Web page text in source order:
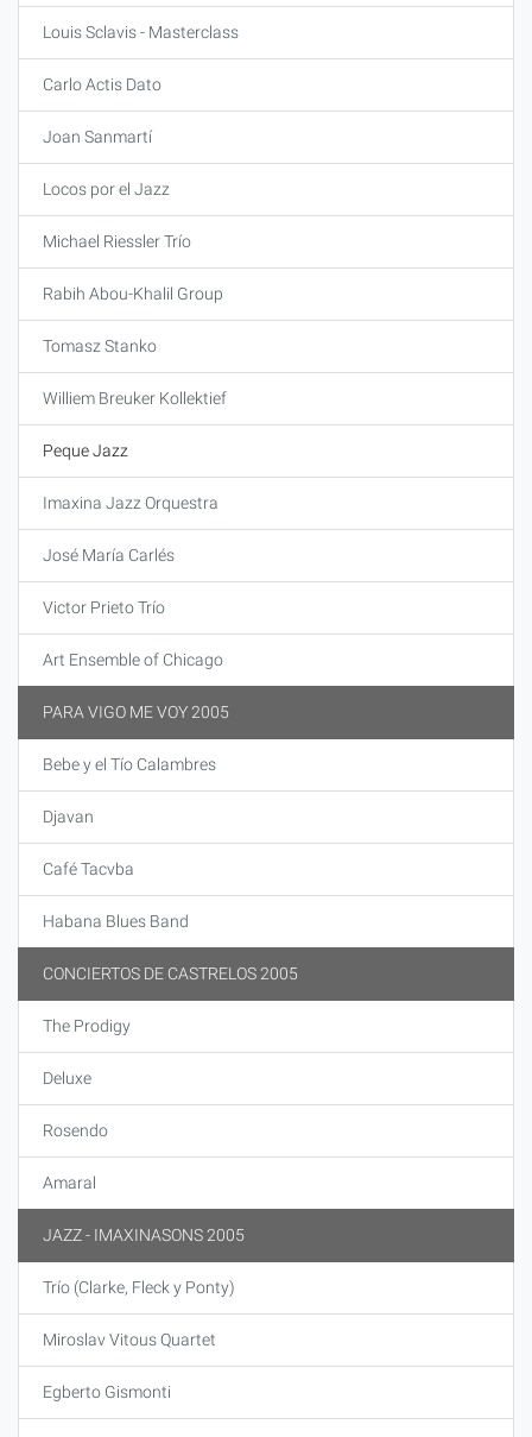
Louis Sclavis - Masterclass
Carlo Actis Dato
Joan Sanmartí
Locos por el Jazz
Michael Riessler Trío
Rabih Abou-Khalil Group
Tomasz Stanko
Williem Breuker Kollektief
Peque Jazz
Imaxina Jazz Orquestra
José María Carlés
Victor Prieto Trío
Art Ensemble of Chicago
PARA VIGO ME VOY 2005
Bebe y el Tío Calambres
Djavan
Café Tacvba
Habana Blues Band
CONCIERTOS DE CASTRELOS 2005
The Prodigy
Deluxe
Rosendo
Amaral
JAZZ - IMAXINASONS 2005
Trío (Clarke, Fleck y Ponty)
Miroslav Vitous Quartet
Egberto Gismonti